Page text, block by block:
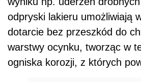
odpryski lakieru umożliwiają
dotarcie bez przeszkód do
warstwy ocynku, tworząc w
ogniska korozji, z których